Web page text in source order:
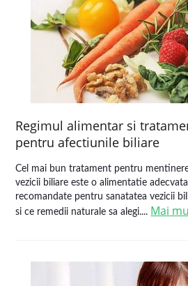
Regimul alimentar si
pentru afectiunile biliare
Cel mai bun tratament pentru
vezicii biliare este o alimentatie
recomandate pentru sanatatea vezicii
si ce remedii naturale sa alegi.... Mai